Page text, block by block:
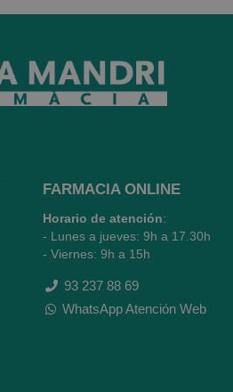
FARMACIA ONLINE
Horario de atención:
- Lunes a jueves: 9h a 17.30h
- Viernes: 9h a 15h
93 237 88 69
WhatsApp Atención Web